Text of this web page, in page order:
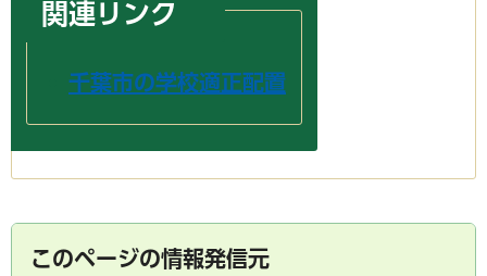
関連リンク
千葉市の学校適正配置
このページの情報発信元